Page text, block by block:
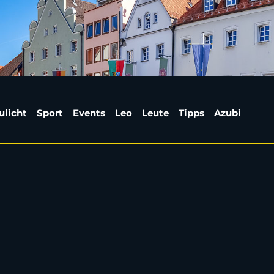
verschenkt
Sport Events Leo Leute Tipps Azubi